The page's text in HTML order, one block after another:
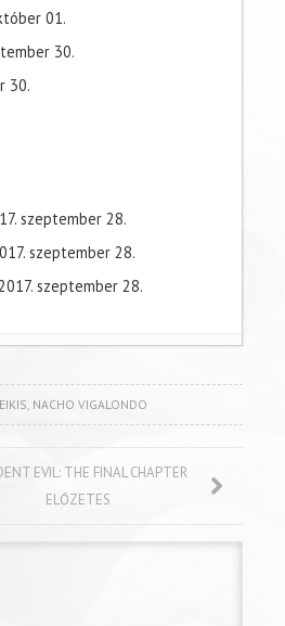
01.
30.
30.
szeptember 28.
szeptember 28.
szeptember 28.
NACHO VIGALONDO
EVIL: THE FINAL CHAPTER
ELŐZETES